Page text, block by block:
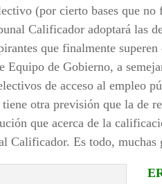
(por cierto bases que
Calificador adoptará las
que finalmente
Equipo de Gobierno, a
de acceso al empleo
otra previsión que la de
que acerca de la
Calificador. Es todo, muchas